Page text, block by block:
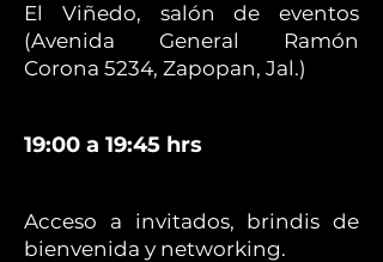
El Viñedo, salón de eventos
(Avenida General Ramón
Corona 5234, Zapopan, Jal.)
19:00 a 19:45 hrs
Acceso a invitados, brindis de
bienvenida y networking.